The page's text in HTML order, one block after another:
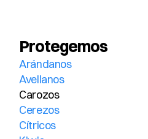
Protegemos
Arándanos
Avellanos
Carozos
Cerezos
Cítricos